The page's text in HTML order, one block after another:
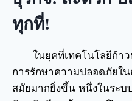
ทุกที่!
ในยุคที่เทคโนโลยีก้า
การรักษาความปลอดภัยใ
สมัยมากยิ่งขึ้น หนึ่งในระบ